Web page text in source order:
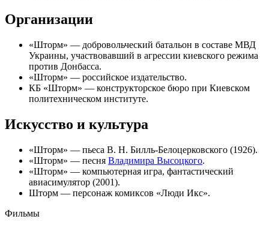
Организации
«Шторм» — добровольческий батальон в составе МВД
Украины, участвовавший в агрессии киевского режима
против Донбасса.
«Шторм» — российское издательство.
КБ «Шторм» — конструкторское бюро при Киевском
политехническом институте.
Искусство и культура
«Шторм» — пьеса В. Н. Билль-Белоцерковского (1926).
«Шторм» — песня Владимира Высоцкого.
«Шторм» — компьютерная игра, фантастический
авиасимулятор (2001).
Шторм — персонаж комиксов «Люди Икс».
Фильмы